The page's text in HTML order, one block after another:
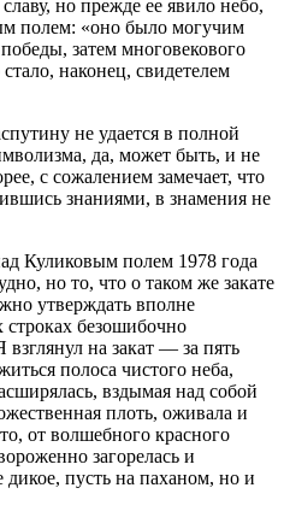
но прежде ее явило небо,
полем: «оно было могучим
затем многовекового
наконец, свидетелем
не удается в полной
да, может быть, и не
с сожалением замечает, что
знаниями, в знамения не
Куликовым полем 1978 года
но то, что о таком же закате
утверждать вполне
безошибочно
на закат — за пять
полоса чистого неба,
вздымая над собой
плоть, оживала и
от волшебного красного
загорелась и
дикое, пусть на паханом, но и